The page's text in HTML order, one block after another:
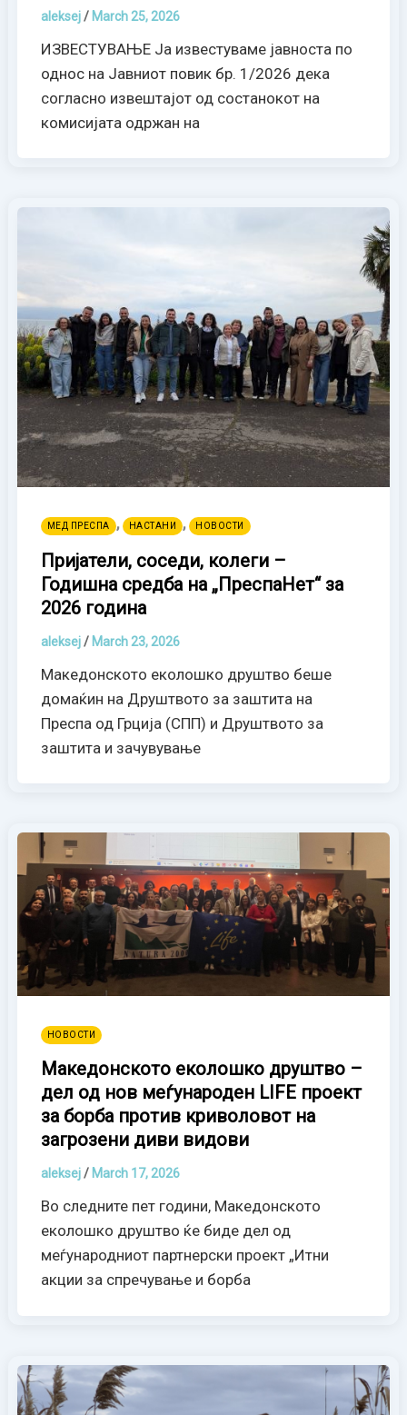
aleksej/ March 25, 2026
ИЗВЕСТУВАЊЕ Ја известуваме јавноста по
однос на Јавниот повик бр. 1/2026 дека
согласно извештајот од состанокот на
комисијата одржан на
МЕД ПРЕСПА , НАСТАНИ , НОВОСТИ
Пријатели, соседи, колеги –
Годишна средба на „ПреспаНет“ за
2026 година
aleksej/ March 23, 2026
Македонското еколошко друштво беше
домаќин на Друштвото за заштита на
Преспа од Грција (СПП) и Друштвото за
заштита и зачувување
НОВОСТИ
Македонското еколошко друштво –
дел од нов меѓународен LIFE проект
за борба против криволовот на
загрозени диви видови
aleksej/ March 17, 2026
Во следните пет години, Македонското
еколошко друштво ќе биде дел од
меѓународниот партнерски проект „Итни
акции за спречување и борба